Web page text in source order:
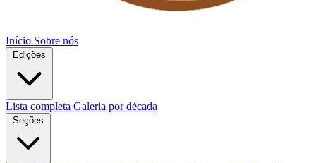
Início Sobre nós
Edições
Lista completa Galeria por década
Seções